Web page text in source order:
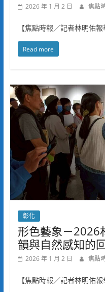
2026 年 1 月 2 日 焦點
【焦點時報／記者林明佑
Read more
彰化
形色藝象－
韻與自然感知的
2026 年 1 月 2 日 焦點
【焦點時報／記者林明佑